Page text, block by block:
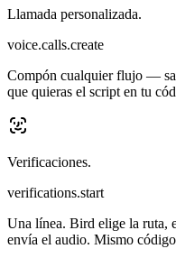
Llamada personalizada.
voice.calls.create
Compón cualquier flujo —
que quieras el script en tu
Verificaciones.
verifications.start
Una línea. Bird elige la ruta,
envía el audio. Mismo